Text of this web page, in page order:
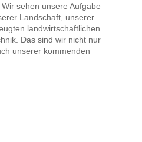
sehen unsere Aufgabe
Landschaft, unserer
landwirtschaftlichen
Das sind wir nicht nur
unserer kommenden